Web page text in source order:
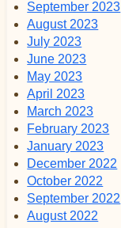
September 2023
August 2023
July 2023
June 2023
May 2023
April 2023
March 2023
February 2023
January 2023
December 2022
October 2022
September 2022
August 2022